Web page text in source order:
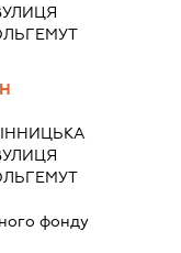
фонду